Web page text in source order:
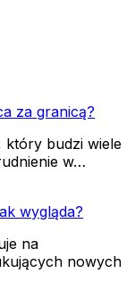
za granicą?
który budzi wiele
w…
wygląda?
na
nowych